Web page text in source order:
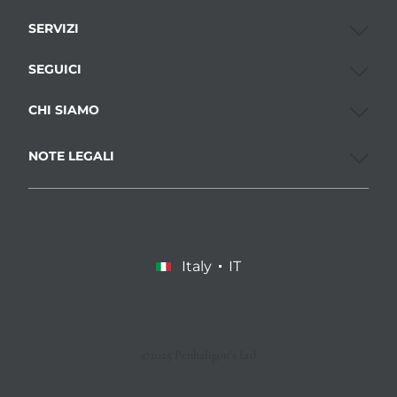
SERVIZI
SEGUICI
CHI SIAMO
NOTE LEGALI
Italy IT